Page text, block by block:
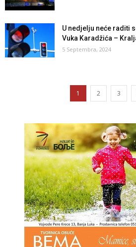
U nedjelju neće raditi
Vuka Karadžića –
5 Septembra, 2024
1 2 3